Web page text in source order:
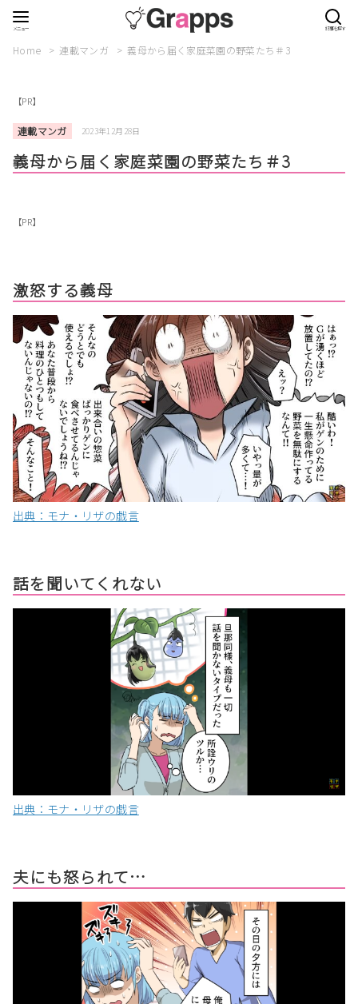
Home 連載マンガ 義母から届く家庭菜園の野菜たち＃3
【PR】
連載マンガ 2023年12月28日
義母から届く家庭菜園の野菜たち＃3
【PR】
激怒する義母
出典：モナ・リザの戯言
話を聞いてくれない
出典：モナ・リザの戯言
夫にも怒られて…